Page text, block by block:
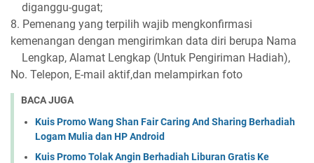
diganggu-gugat;
8. Pemenang yang terpilih wajib mengkonfirmasi
kemenangan dengan mengirimkan data diri berupa Nama
Lengkap, Alamat Lengkap (Untuk Pengiriman Hadiah),
No. Telepon, E-mail aktif,dan melampirkan foto
BACA JUGA
Kuis Promo Wang Shan Fair Caring And Sharing Berhadiah
Logam Mulia dan HP Android
Kuis Promo Tolak Angin Berhadiah Liburan Gratis Ke